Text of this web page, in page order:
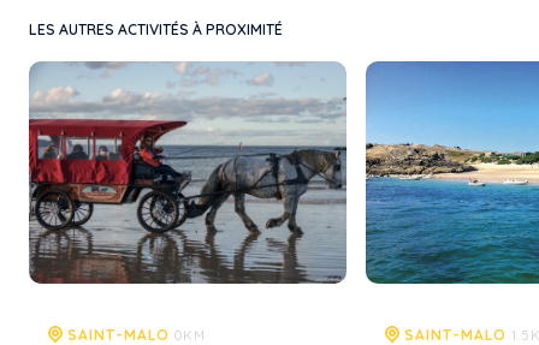
LES AUTRES ACTIVITÉS À PROXIMITÉ
SAINT-MALO 0KM SAINT-MALO